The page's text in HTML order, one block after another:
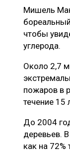
Мишель
чтобы
углерода.
Около 2,7
пожаров в
течение 15
До 2004
деревьев.
как на 72%